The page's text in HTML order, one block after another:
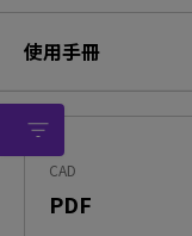
使用手冊
CAD
PDF